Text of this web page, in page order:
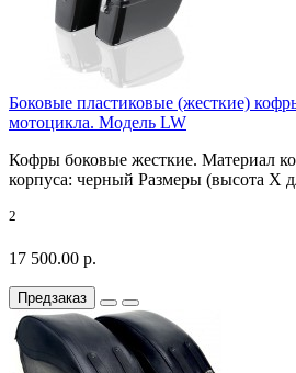
Боковые пластиковые (жесткие)
мотоцикла. Модель LW
Кофры боковые жесткие. Материал
корпуса: черный Размеры (высота X
2
17 500.00 р.
Предзаказ